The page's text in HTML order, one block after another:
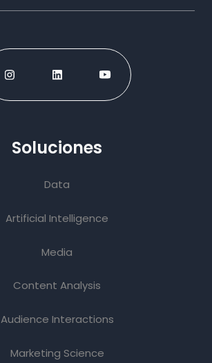
Soluciones
Data
Artificial Intelligence
Media
Content Analysis
Audience Interactions
Marketing Science